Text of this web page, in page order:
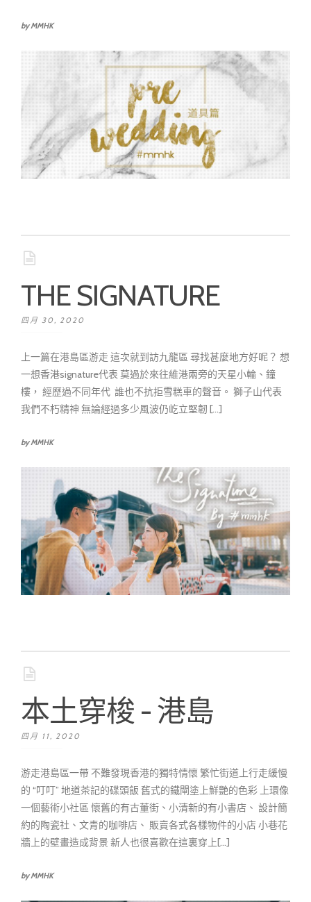
by MMHK
THE SIGNATURE
四月 30, 2020
上一篇在港島區游走 這次就到訪九龍區 尋找甚麼地方好呢？ 想
一想香港signature代表 莫過於來往維港兩旁的天星小輪、鐘
樓， 經歷過不同年代 誰也不抗拒雪糕車的聲音。 獅子山代表
我們不朽精神 無論經過多少風波仍屹立堅韌 [...]
by MMHK
本土穿梭 - 港島
四月 11, 2020
游走港島區一帶 不難發現香港的獨特情懷 繁忙街道上行走緩慢
的 “叮叮” 地道茶記的碟頭飯 舊式的鐵閘塗上鮮艷的色彩 上環像
一個藝術小社區 懷舊的有古董街、小清新的有小書店、 設計簡
約的陶瓷社、文青的咖啡店、 販賣各式各樣物件的小店 小巷花
牆上的壁畫造成背景 新人也很喜歡在這裏穿上[...]
by MMHK